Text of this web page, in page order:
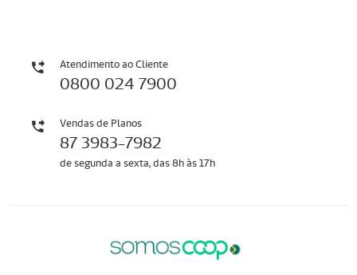
Atendimento ao Cliente
0800 024 7900
Vendas de Planos
87 3983-7982
de segunda a sexta, das 8h às 17h